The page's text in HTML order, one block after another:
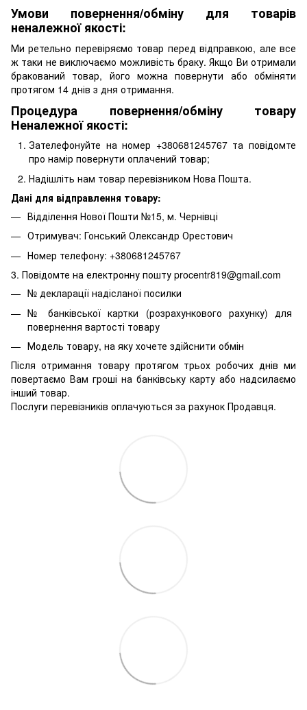
Умови повернення/обміну для товарів
неналежної якості:
Ми ретельно перевіряємо товар перед відправкою, але все
ж таки не виключаємо можливість браку. Якщо Ви отримали
бракований товар, його можна повернути або обміняти
протягом 14 днів з дня отримання.
Процедура повернення/обміну товару
Неналежної якості:
Зателефонуйте на номер +380681245767 та повідомте
про намір повернути оплачений товар;
Надішліть нам товар перевізником Нова Пошта.
Дані для відправлення товару:
Відділення Нової Пошти №15, м. Чернівці
Отримувач: Гонський Олександр Орестович
Номер телефону: +380681245767
3. Повідомте на електронну пошту procentr819@gmail.com
№ декларації надісланої посилки
№ банківської картки (розрахункового рахунку) для
повернення вартості товару
Модель товару, на яку хочете здійснити обмін
Після отримання товару протягом трьох робочих днів ми
повертаємо Вам гроші на банківську карту або надсилаємо
інший товар.
Послуги перевізників оплачуються за рахунок Продавця.